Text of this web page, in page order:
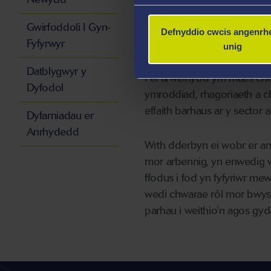
Defnyddio cwcis
unig
Amlygir cysylltiad
gwerth £132m. Drwy
feddygol a chwaraeon,
Fel arweinydd ym maes
ymroddiad, rhagoriaeth a
effaith barhaus ar y sector
Wrth dderbyn ei wobr er
mor arbennig, yn enwedig
ffodus i fod yn fyfyriwr
wedi chwarae rôl mor
parhau i weithio'n agos
Gwirfoddoli I Gyn-
Fyfyrwyr
Datblygwyr y
Dyfodol
Dyfarniadau er
Anrhydedd